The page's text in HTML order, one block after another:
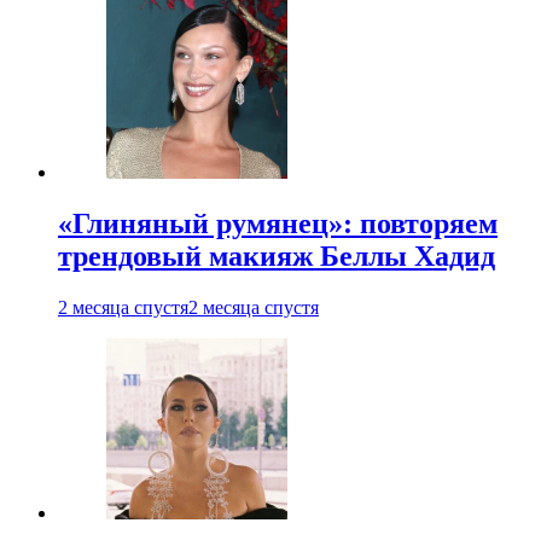
«Глиняный румянец»: повторяем
трендовый макияж Беллы Хадид
2 месяца спустя2 месяца спустя